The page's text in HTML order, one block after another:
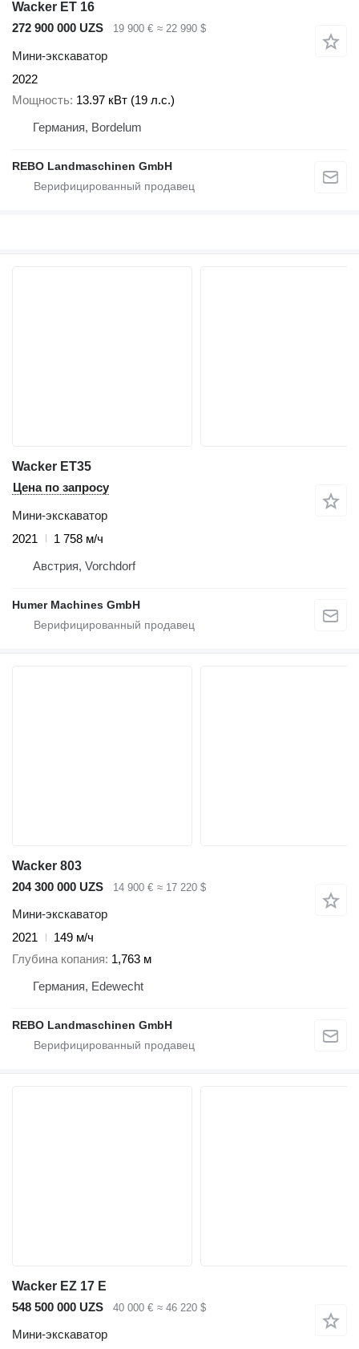
Wacker ET 16
272 900 000 UZS
19 900 € ≈ 22 990 $
Мини-экскаватор
2022
Мощность 13.97 кВт (19 л.с.)
Германия, Bordelum
REBO Landmaschinen GmbH
Wacker ET35
Цена по запросу
Мини-экскаватор
2021
1 758 м/ч
Австрия, Vorchdorf
Humer Machines GmbH
Wacker 803
204 300 000 UZS
14 900 € ≈ 17 220 $
Мини-экскаватор
2021
149 м/ч
Глубина копания 1,763 м
Германия, Edewecht
REBO Landmaschinen GmbH
Wacker EZ 17 E
548 500 000 UZS
40 000 € ≈ 46 220 $
Мини-экскаватор